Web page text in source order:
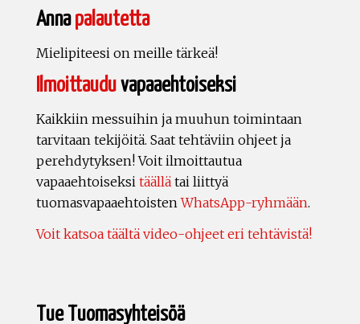
Annapalautetta
Mielipiteesi on meille tärkeä!
Ilmoittauduvapaaehtoiseksi
Kaikkiin messuihin ja muuhun toimintaan
tarvitaan tekijöitä. Saat tehtäviin ohjeet ja
perehdytyksen! Voit ilmoittautua
vapaaehtoiseksi täällä tai liittyä
tuomasvapaaehtoistenWhatsApp-ryhmään.
Voit katsoa täältä video-ohjeet eri tehtävistä!
Tue Tuomasyhteisöä